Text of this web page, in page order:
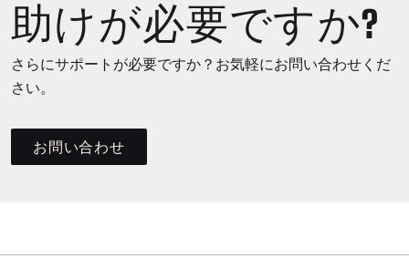
助けが必要ですか?
さらにサポートが必要ですか？お気軽にお問い合わせくだ
さい。
お問い合わせ